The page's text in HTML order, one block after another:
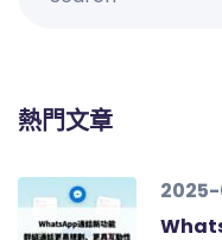
熱門文章